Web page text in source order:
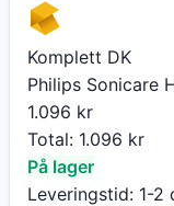
Komplett DK
Philips Sonicare
1.096 kr
Total: 1.096 kr
På lager
Leveringstid: 1-2